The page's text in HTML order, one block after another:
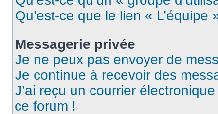
Qu’est-ce que le lien « L’équipe
Messagerie privée
Je ne peux pas envoyer de
Je continue à recevoir des
J’ai reçu un courrier
ce forum !